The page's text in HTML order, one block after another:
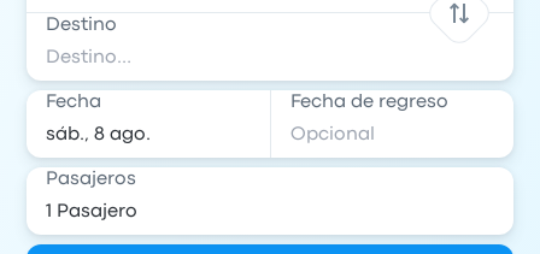
Destino
Fecha Fecha de regreso
Pasajeros